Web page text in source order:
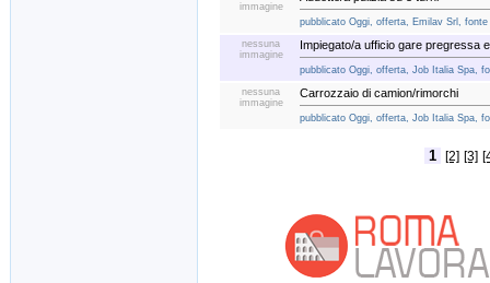
immagine
pubblicato Oggi, offerta, Emilav Srl,
nessuna
immagine
Impiegato/a ufficio gare pregressa
pubblicato Oggi, offerta, Job Italia Spa,
nessuna
immagine
Carrozzaio di camion/rimorchi
pubblicato Oggi, offerta, Job Italia Spa,
1 [2] [3]